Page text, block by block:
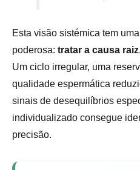
Esta visão sistémica tem
poderosa: tratar a causa raiz
Um ciclo irregular, uma
qualidade espermática
sinais de desequilíbrios
individualizado consegue
precisão.